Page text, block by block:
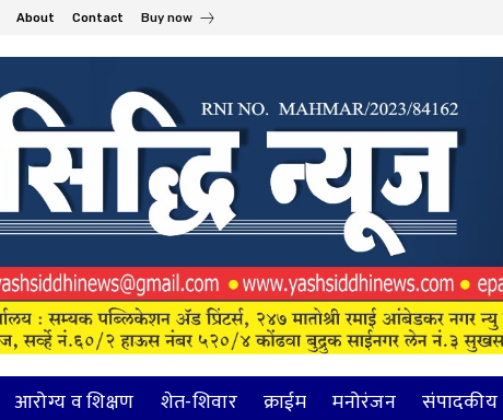
About Contact Buy now
आरोग्य व शिक्षण शेत-शिवार क्राईम मनोरंजन
संपादकीय